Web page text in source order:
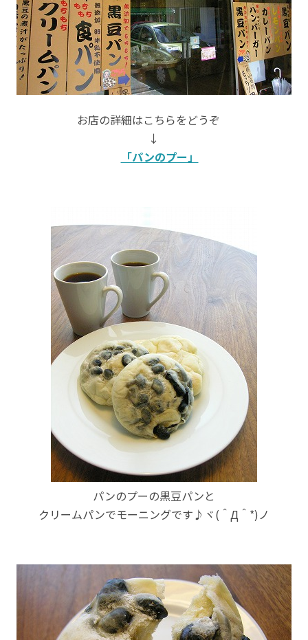
お店の詳細はこちらをどうぞ
↓
「パンのプー」
パンのプーの黒豆パンと
クリームパンでモーニングです♪ヾ(＾Д＾*)ノ